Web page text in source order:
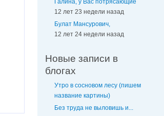
12 лет 23 недели назад
Булат Мансурович,
12 лет 24 недели назад
Новые записи в
блогах
Утро в сосновом лесу (пишем
название картины)
Без труда не выловишь и...